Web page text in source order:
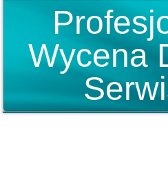
Wycena